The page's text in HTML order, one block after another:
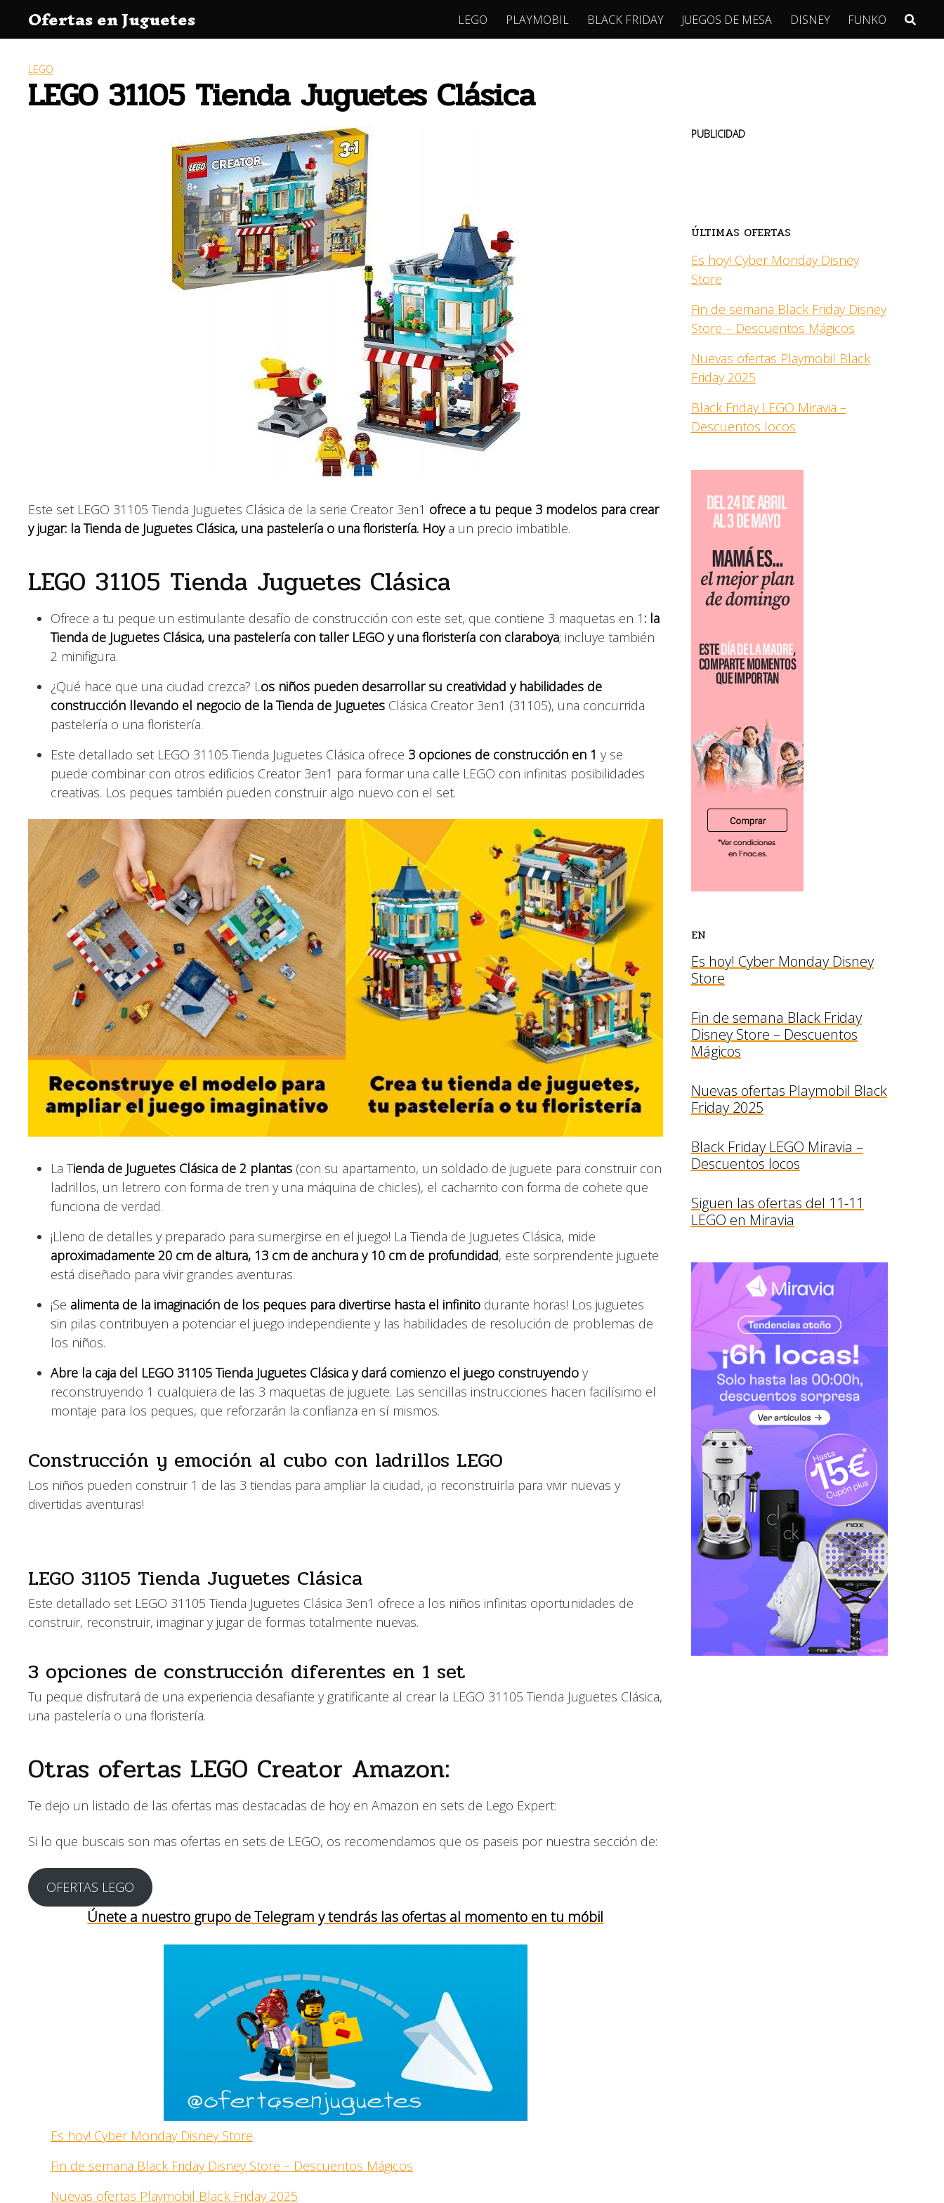
contenido
Ofertas en Juguetes LEGO PLAYMOBIL BLACK FRIDAY JUEGOS DE MESA DISNEY FUNKO
LEGO
LEGO 31105 Tienda Juguetes Clásica
Este set LEGO 31105 Tienda Juguetes Clásica de la serie Creator 3en1 ofrece a tu peque 3 modelos para crear
y jugar: la Tienda de Juguetes Clásica, una pastelería o una floristería. Hoya un precio imbatible.
LEGO 31105 Tienda Juguetes Clásica
Ofrece a tu peque un estimulante desafío de construcción con este set, que contiene 3 maquetas en 1 : la
Tienda de Juguetes Clásica, una pastelería con taller LEGO y una floristería con claraboya; incluye también
2 minifigura.
¿Qué hace que una ciudad crezca? Los niños pueden desarrollar su creatividad y habilidades de
construcción llevando el negocio de la Tienda de Juguetes Clásica Creator 3en1 (31105), una concurrida
pastelería o una floristería.
Este detallado set LEGO 31105 Tienda Juguetes Clásica ofrece 3 opciones de construcción en 1 y se
puede combinar con otros edificios Creator 3en1 para formar una calle LEGO con infinitas posibilidades
creativas. Los peques también pueden construir algo nuevo con el set.
La Tienda de Juguetes Clásica de 2 plantas (con su apartamento, un soldado de juguete para construir con
ladrillos, un letrero con forma de tren y una máquina de chicles), el cacharrito con forma de cohete que
funciona de verdad.
¡Lleno de detalles y preparado para sumergirse en el juego! La Tienda de Juguetes Clásica, mide
aproximadamente 20 cm de altura, 13 cm de anchura y 10 cm de profundidad, este sorprendente juguete
está diseñado para vivir grandes aventuras.
¡Se alimenta de la imaginación de los peques para divertirse hasta el infinito durante horas! Los juguetes
sin pilas contribuyen a potenciar el juego independiente y las habilidades de resolución de problemas de
los niños.
Abre la caja del LEGO 31105 Tienda Juguetes Clásica y dará comienzo el juego construyendo y
reconstruyendo 1 cualquiera de las 3 maquetas de juguete. Las sencillas instrucciones hacen facilísimo el
montaje para los peques, que reforzarán la confianza en sí mismos.
Construcción y emoción al cubo con ladrillos LEGO
Los niños pueden construir 1 de las 3 tiendas para ampliar la ciudad, ¡o reconstruirla para vivir nuevas y
divertidas aventuras!
LEGO 31105 Tienda Juguetes Clásica
Este detallado set LEGO 31105 Tienda Juguetes Clásica 3en1 ofrece a los niños infinitas oportunidades de
construir, reconstruir, imaginar y jugar de formas totalmente nuevas.
3 opciones de construcción diferentes en 1 set
Tu peque disfrutará de una experiencia desafiante y gratificante al crear la LEGO 31105 Tienda Juguetes Clásica,
una pastelería o una floristería.
Otras ofertas LEGO Creator Amazon:
Te dejo un listado de las ofertas mas destacadas de hoy en Amazon en sets de Lego Expert:
Si lo que buscais son mas ofertas en sets de LEGO, os recomendamos que os paseis por nuestra sección de:
OFERTAS LEGO
Únete a nuestro grupo de Telegram y tendrás las ofertas al momento en tu móbil
Es hoy! Cyber Monday Disney Store
Fin de semana Black Friday Disney Store – Descuentos Mágicos
Nuevas ofertas Playmobil Black Friday 2025
PUBLICIDAD
ÚLTIMAS OFERTAS
Es hoy! Cyber Monday Disney
Store
Fin de semana Black Friday Disney
Store – Descuentos Mágicos
Nuevas ofertas Playmobil Black
Friday 2025
Black Friday LEGO Miravia –
Descuentos locos
EN
Es hoy! Cyber Monday Disney
Store
Fin de semana Black Friday
Disney Store – Descuentos
Mágicos
Nuevas ofertas Playmobil Black
Friday 2025
Black Friday LEGO Miravia –
Descuentos locos
Siguen las ofertas del 11-11
LEGO en Miravia